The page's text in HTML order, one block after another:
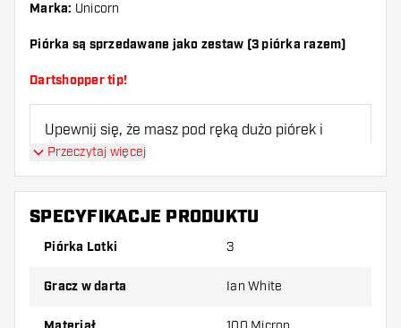
Marka: Unicorn
Piórka są sprzedawane jako zestaw (3 piórka razem)
Dartshopper tip!
Upewnij się, że masz pod ręką dużo piórek i
shaftów. Mogą one zostać uszkodzone lub
złamane w wyniku użytkowania.
Wypróbuj inny kształt, materiał lub grubość
piórek, aby dowiedzieć się, który wariant
Przeczytaj więcej
SPECYFIKACJE PRODUKTU
Piórka Lotki 3
Gracz w darta Ian White